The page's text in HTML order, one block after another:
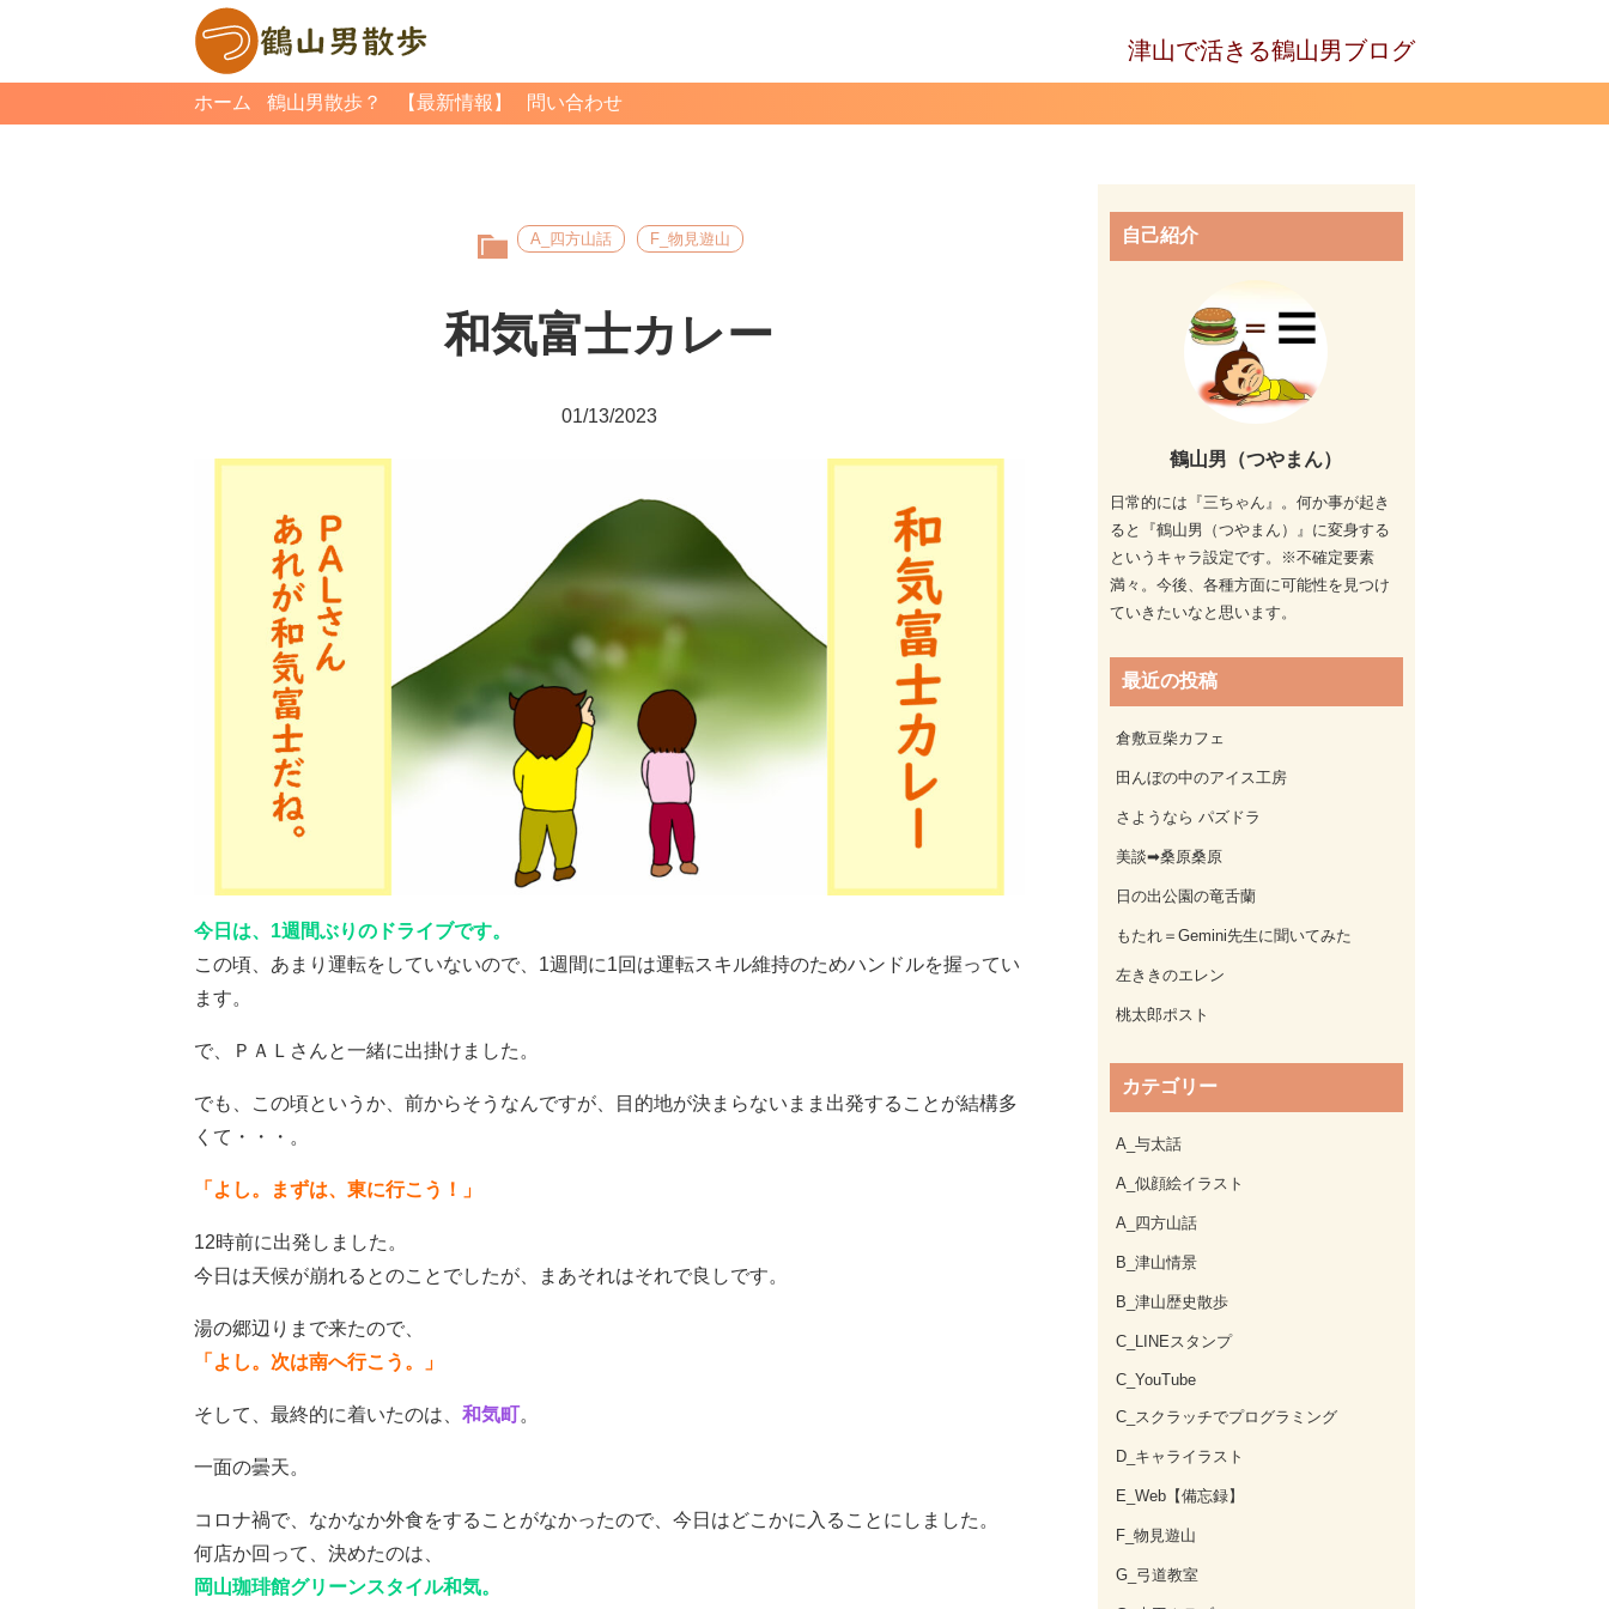
津山で活きる鶴山男ブログ
ホーム 鶴山男散歩？ 【最新情報】 問い合わせ
A_四方山話 F_物見遊山
和気富士カレー
01/13/2023
今日は、1週間ぶりのドライブです。
この頃、あまり運転をしていないので、1週間に1回は運転スキル維持のためハンドルを握ってい
ます。
で、ＰＡＬさんと一緒に出掛けました。
でも、この頃というか、前からそうなんですが、目的地が決まらないまま出発することが結構多
くて・・・。
「よし。まずは、東に行こう！」
12時前に出発しました。
今日は天候が崩れるとのことでしたが、まあそれはそれで良しです。
湯の郷辺りまで来たので、
「よし。次は南へ行こう。」
そして、最終的に着いたのは、 和気町。
一面の曇天。
コロナ禍で、なかなか外食をすることがなかったので、今日はどこかに入ることにしました。
何店か回って、決めたのは、
岡山珈琲館グリーンスタイル和気。
自己紹介
鶴山男（つやまん）
日常的には『三ちゃん』。何か事が起き
ると『鶴山男（つやまん）』に変身する
というキャラ設定です。※不確定要素
満々。今後、各種方面に可能性を見つけ
ていきたいなと思います。
最近の投稿
倉敷豆柴カフェ
田んぼの中のアイス工房
さようなら パズドラ
美談➡桑原桑原
日の出公園の竜舌蘭
もたれ＝Gemini先生に聞いてみた
左ききのエレン
桃太郎ポスト
カテゴリー
A_与太話
A_似顔絵イラスト
A_四方山話
B_津山情景
B_津山歴史散歩
C_LINEスタンプ
C_YouTube
C_スクラッチでプログラミング
D_キャライラスト
E_Web【備忘録】
F_物見遊山
G_弓道教室